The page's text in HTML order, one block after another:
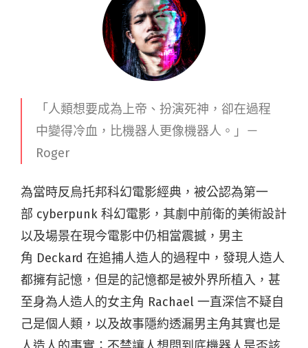
「人類想要成為上帝、扮演死神，卻在過程
中變得冷血，比機器人更像機器人。 」－
Roger
為當時反烏托邦科幻電影經典，被公認為第一
部 cyberpunk 科幻電影，其劇中前衛的美術設計
以及場景在現今電影中仍相當震撼，男主
角 Deckard 在追捕人造人的過程中，發現人造人
都擁有記憶，但是的記憶都是被外界所植入，甚
至身為人造人的女主角 Rachael 一直深信不疑自
己是個人類， 以及故事隱約透漏男主角其實也是